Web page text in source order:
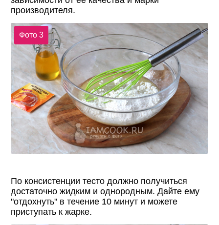
производителя.
Фото 3
По консистенции тесто должно получиться
достаточно жидким и однородным. Дайте ему
"отдохнуть" в течение 10 минут и можете
приступать к жарке.